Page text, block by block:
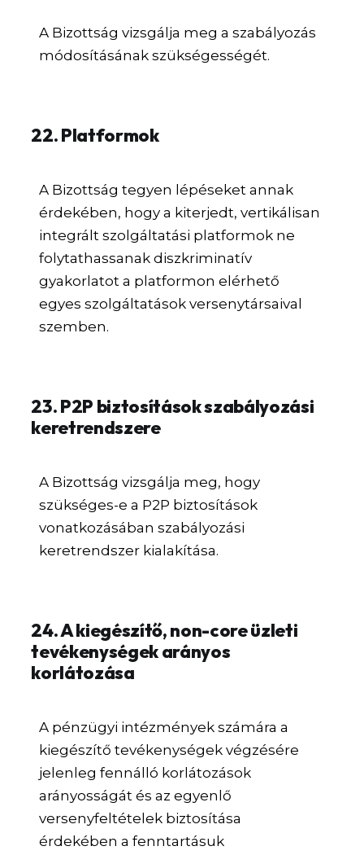
A Bizottság vizsgálja meg a szabályozás
módosításának szükségességét.
22. Platformok
A Bizottság tegyen lépéseket annak
érdekében, hogy a kiterjedt, vertikálisan
integrált szolgáltatási platformok ne
folytathassanak diszkriminatív
gyakorlatot a platformon elérhető
egyes szolgáltatások versenytársaival
szemben.
23. P2P biztosítások szabályozási
keretrendszere
A Bizottság vizsgálja meg, hogy
szükséges-e a P2P biztosítások
vonatkozásában szabályozási
keretrendszer kialakítása.
24. A kiegészítő, non-core üzleti
tevékenységek arányos
korlátozása
A pénzügyi intézmények számára a
kiegészítő tevékenységek végzésére
jelenleg fennálló korlátozások
arányosságát és az egyenlő
versenyfeltételek biztosítása
érdekében a fenntartásuk